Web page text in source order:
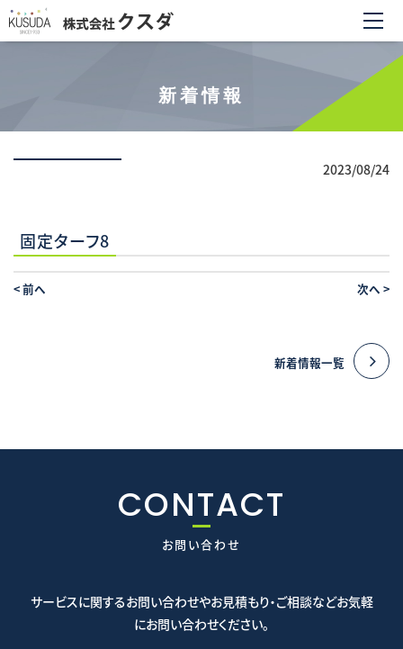
新着情報
2023/08/24
固定ターフ8
<前へ 次へ >
新着情報一覧
CONTACT
お問い合わせ
サービスに関するお問い合わせやお見積もり・ご相談などお気軽
にお問い合わせください。